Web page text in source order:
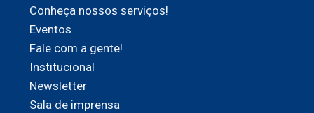
Conheça nossos serviços!
Eventos
Fale com a gente!
Institucional
Newsletter
Sala de imprensa